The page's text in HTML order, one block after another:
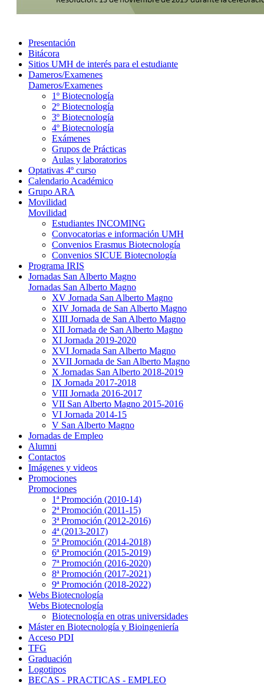
Presentación
Bitácora
Sitios UMH de interés para el estudiante
Dameros/Examenes
Dameros/Examenes
1º Biotecnología
2º Biotecnología
3º Biotecnología
4º Biotecnología
Exámenes
Grupos de Prácticas
Aulas y laboratorios
Optativas 4º curso
Calendario Académico
Grupo ARA
Movilidad
Movilidad
Estudiantes INCOMING
Convocatorias e información UMH
Convenios Erasmus Biotecnología
Convenios SICUE Biotecnología
Programa IRIS
Jornadas San Alberto Magno
Jornadas San Alberto Magno
XV Jornada San Alberto Magno
XIV Jornada de San Alberto Magno
XIII Jornada de San Alberto Magno
XII Jornada de San Alberto Magno
XI Jornada 2019-2020
XVI Jornada San Alberto Magno
XVII Jornada de San Alberto Magno
X Jornadas San Alberto 2018-2019
IX Jornada 2017-2018
VIII Jornada 2016-2017
VII San Alberto Magno 2015-2016
VI Jornada 2014-15
V San Alberto Magno
Jornadas de Empleo
Alumni
Contactos
Imágenes y videos
Promociones
Promociones
1ª Promoción (2010-14)
2ª Promoción (2011-15)
3ª Promoción (2012-2016)
4ª (2013-2017)
5ª Promoción (2014-2018)
6ª Promoción (2015-2019)
7ª Promoción (2016-2020)
8ª Promoción (2017-2021)
9ª Promoción (2018-2022)
Webs Biotecnología
Webs Biotecnología
Biotecnología en otras universidades
Máster en Biotecnología y Bioingeniería
Acceso PDI
TFG
Graduación
Logotipos
BECAS - PRACTICAS - EMPLEO